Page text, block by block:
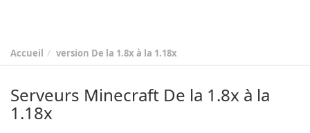
Accueil version De la 1.8x à la 1.18x
Serveurs Minecraft De la 1.8x à la
1.18x